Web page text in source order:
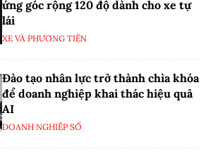
ứng góc rộng 120 độ dành cho xe tự
lái
XE VÀ PHƯƠNG TIỆN
Đào tạo nhân lực trở thành chìa khóa
để doanh nghiệp khai thác hiệu quả
AI
DOANH NGHIỆP SỐ